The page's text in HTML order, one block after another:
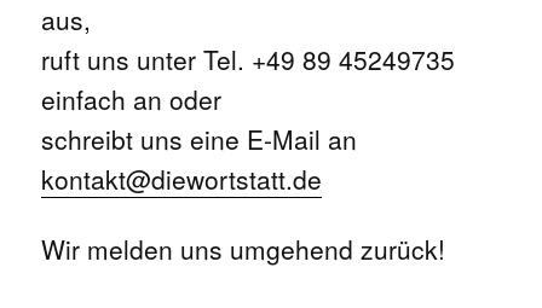
aus,
ruft uns unter Tel. +49 89 45249735
einfach an oder
schreibt uns eine E-Mail an
kontakt@diewortstatt.de
Wir melden uns umgehend zurück!